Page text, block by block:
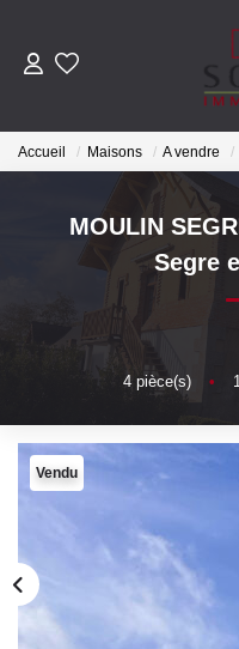
Accueil Maisons A vendre
MOULIN
Segre
4pièce(s) •
Vendu